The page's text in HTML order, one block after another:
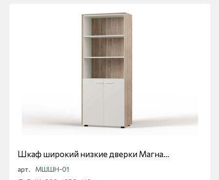
Шкаф широкий низкие дверки Магна
МШШН-01
арт.
МШШН-01